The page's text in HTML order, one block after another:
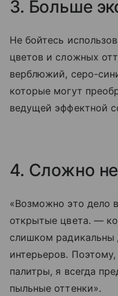
3. Больше
Не бойтесь
цветов и сложных
верблюжий, серо-
которые могут
ведущей эффектной
4. Сложно
«Возможно это дело
открытые цвета. —
слишком
интерьеров.
палитры, я всегда
пыльные оттенки».